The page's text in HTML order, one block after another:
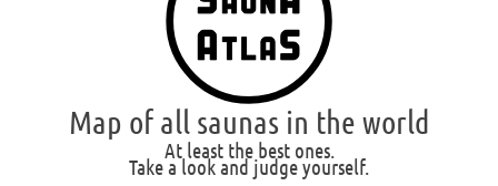
Map of all saunas in the world
At least the best ones.
Take a look and judge yourself.